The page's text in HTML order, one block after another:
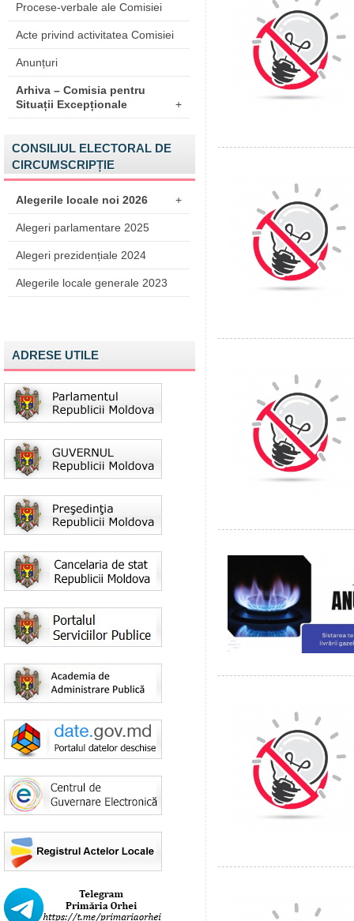
Procese-verbale ale Comisiei
Acte privind activitatea Comisiei
Anunțuri
Arhiva – Comisia pentru
Situații Excepționale
+
CONSILIUL ELECTORAL DE
CIRCUMSCRIPȚIE
Alegerile locale noi 2026 +
Alegeri parlamentare 2025
Alegeri prezidențiale 2024
Alegerile locale generale 2023
ADRESE UTILE